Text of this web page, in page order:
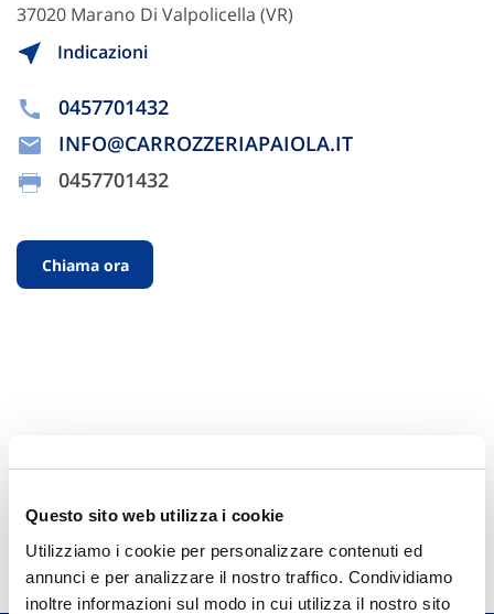
Questo sito web utilizza i cookie
Utilizziamo i cookie per personalizzare contenuti ed
annunci e per analizzare il nostro traffico. Condividiamo
inoltre informazioni sul modo in cui utilizza il nostro sito
37020 Marano Di Valpolicella (VR)
Indicazioni
0457701432
INFO@CARROZZERIAPAIOLA.IT
0457701432
Chiama ora
Hai bisogno di
informazioni?
Trova l'Agenzia più vicina a te e parla con